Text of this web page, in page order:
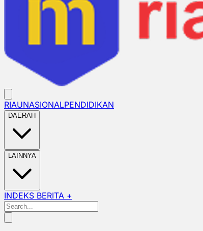
RIAUNASIONALPENDIDIKAN
DAERAH
LAINNYA
INDEKS BERITA +